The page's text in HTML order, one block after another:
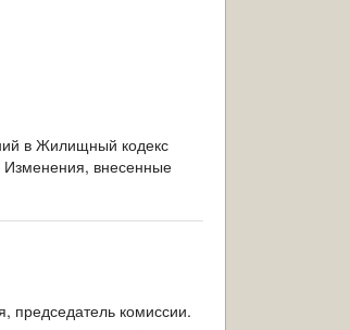
в Жилищный кодекс
Изменения, внесенные
председатель комиссии.